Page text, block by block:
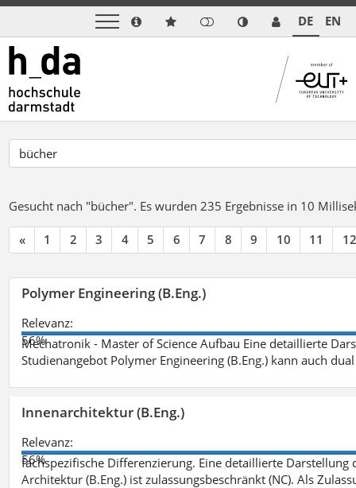
DE EN
Gesucht nach "bücher". Es wurden 235 Ergebnisse in 10
« 1 2 3 4 5 6 7 8 9 10 11 12
Polymer Engineering (B.Eng.)
Relevanz:
56%
Mechatronik - Master of Science Aufbau Eine detaillierte
Studienangebot Polymer Engineering (B.Eng.) kann auch
Innenarchitektur (B.Eng.)
Relevanz:
56%
fachspezifische Differenzierung. Eine detaillierte
Architektur (B.Eng.) ist zulassungsbeschränkt (NC). Als